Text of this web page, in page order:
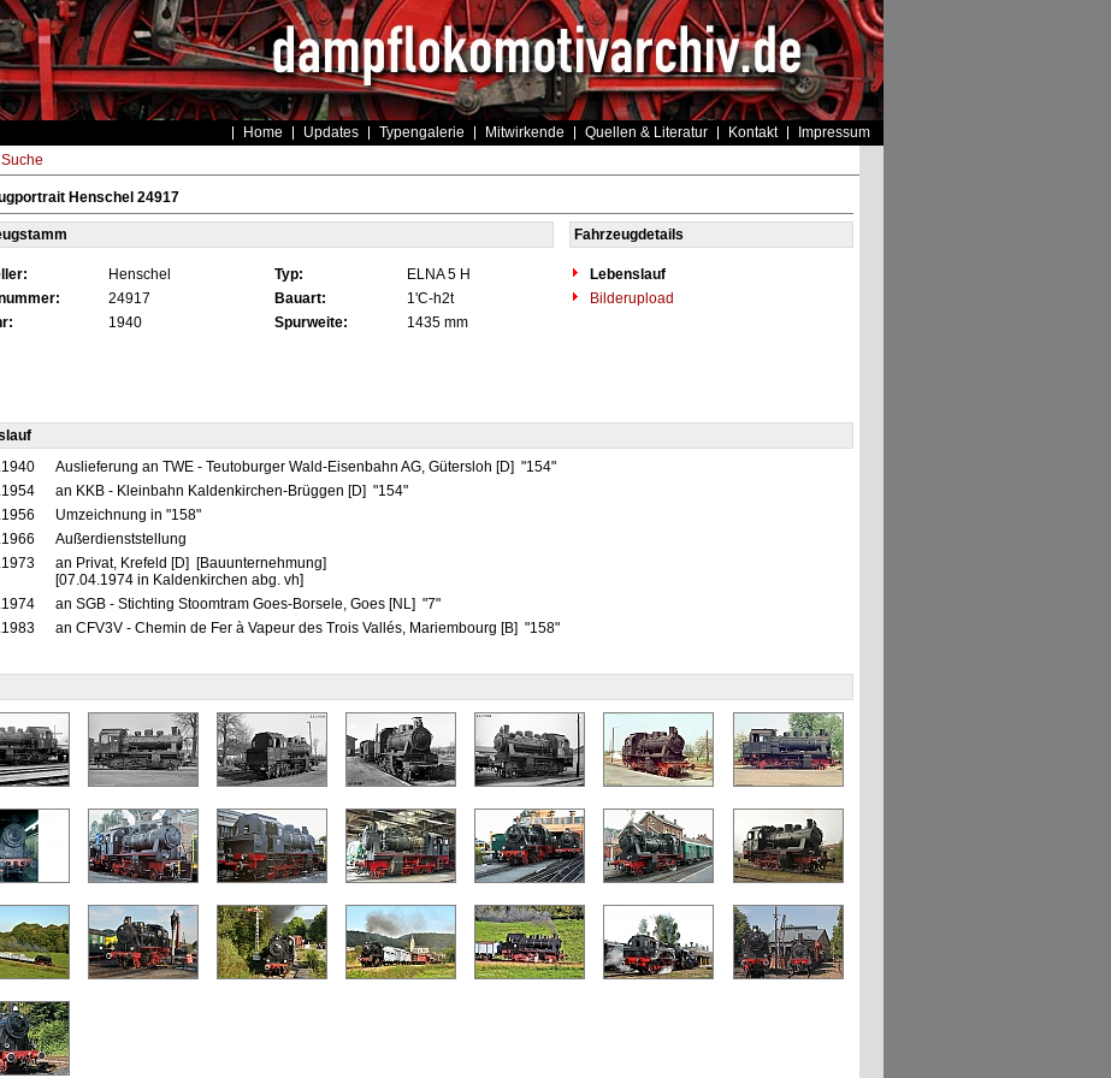
Home Updates Typengalerie Mitwirkende Quellen & Literatur Kontakt Impressum
Suche
Henschel 24917
Fahrzeugdetails
Henschel Typ: ELNA 5 H
Lebenslauf
24917 Bauart: 1'C-h2t
Bilderupload
1940 Spurweite: 1435 mm
Auslieferung an TWE - Teutoburger Wald-Eisenbahn AG, Gütersloh [D] "154"
an KKB - Kleinbahn Kaldenkirchen-Brüggen [D] "154"
Umzeichnung in "158"
Außerdienststellung
an Privat, Krefeld [D] [Bauunternehmung]
[07.04.1974 in Kaldenkirchen abg. vh]
an SGB - Stichting Stoomtram Goes-Borsele, Goes [NL] "7"
an CFV3V - Chemin de Fer à Vapeur des Trois Vallés, Mariembourg [B] "158"